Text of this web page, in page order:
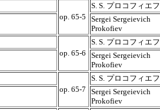
op. 65-5
S. S. プロコフィエフ
Sergei Sergeievich
Prokofiev
op. 65-6
S. S. プロコフィエフ
Sergei Sergeievich
Prokofiev
op. 65-7
S. S. プロコフィエフ
Sergei Sergeievich
Prokofiev